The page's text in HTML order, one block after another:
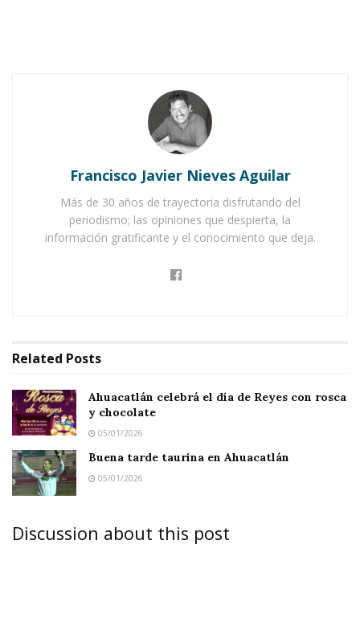
Ahuacatlán celebrá el día de Reyes con rosca y
Buena tarde taurina en Ahuacatlán
Francisco Javier Nieves Aguilar
Más de 30 años de trayectoria disfrutando del
periodismo; las opiniones que despierta, la
información gratificante y el conocimiento que deja.
Related Posts
Ahuacatlán celebrá el día de Reyes con rosca
y chocolate
05/01/2026
Buena tarde taurina en Ahuacatlán
05/01/2026
Discussion about this post